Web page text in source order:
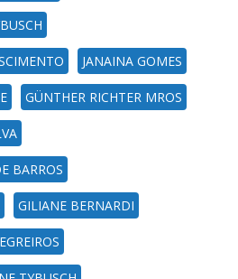
JANAINA GOMES
GÜNTHER RICHTER MROS
BARROS
GILIANE BERNARDI